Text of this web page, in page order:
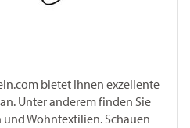
bietet Ihnen exzellente
Unter anderem finden Sie
Wohntextilien. Schauen